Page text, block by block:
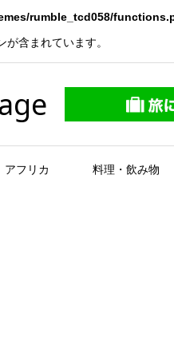
rumble_tcd058/
含まれています。
アフリカ 料理・飲み物